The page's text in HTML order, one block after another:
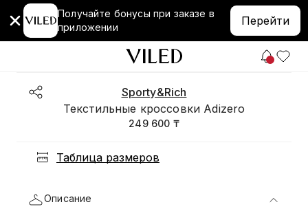
Получайте бонусы при заказе в
приложении
Перейти
Sporty&Rich
Текстильные кроссовки Adizero
249 600 ₸
Таблица размеров
Описание